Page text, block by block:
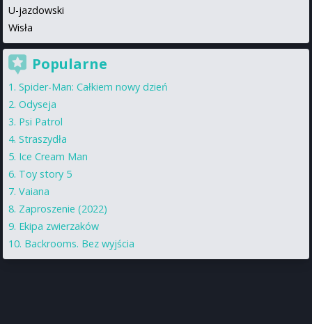
U-jazdowski
Wisła
Popularne
Spider-Man: Całkiem nowy dzień
Odyseja
Psi Patrol
Straszydła
Ice Cream Man
Toy story 5
Vaiana
Zaproszenie (2022)
Ekipa zwierzaków
Backrooms. Bez wyjścia